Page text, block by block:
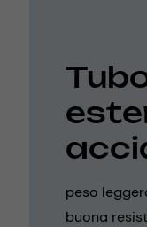
peso
buona